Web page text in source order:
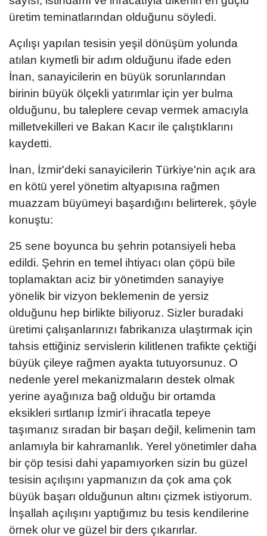
üretim teminatlarından olduğunu söyledi.
Açılışı yapılan tesisin yeşil dönüşüm yolunda
atılan kıymetli bir adım olduğunu ifade eden
İnan, sanayicilerin en büyük sorunlarından
birinin büyük ölçekli yatırımlar için yer bulma
olduğunu, bu taleplere cevap vermek amacıyla
milletvekilleri ve Bakan Kacır ile çalıştıklarını
kaydetti.
İnan, İzmir'deki sanayicilerin Türkiye'nin açık ara
en kötü yerel yönetim altyapısına rağmen
muazzam büyümeyi başardığını belirterek, şöyle
konuştu:
25 sene boyunca bu şehrin potansiyeli heba
edildi. Şehrin en temel ihtiyacı olan çöpü bile
toplamaktan aciz bir yönetimden sanayiye
yönelik bir vizyon beklemenin de yersiz
olduğunu hep birlikte biliyoruz. Sizler buradaki
üretimi çalışanlarınızı fabrikanıza ulaştırmak için
tahsis ettiğiniz servislerin kilitlenen trafikte çektiği
büyük çileye rağmen ayakta tutuyorsunuz. O
nedenle yerel mekanizmaların destek olmak
yerine ayağınıza bağ olduğu bir ortamda
eksikleri sırtlanıp İzmir'i ihracatla tepeye
taşımanız sıradan bir başarı değil, kelimenin tam
anlamıyla bir kahramanlık. Yerel yönetimler daha
bir çöp tesisi dahi yapamıyorken sizin bu güzel
tesisin açılışını yapmanızın da çok ama çok
büyük başarı olduğunun altını çizmek istiyorum.
İnşallah açılışını yaptığımız bu tesis kendilerine
örnek olur ve güzel bir ders çıkarırlar.